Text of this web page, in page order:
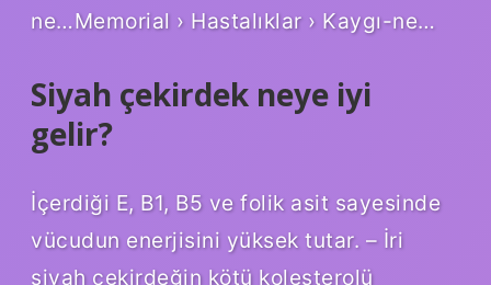
ne…Memorial › Hastalıklar › Kaygı-ne…
Siyah çekirdek neye iyi
gelir?
İçerdiği E, B1, B5 ve folik asit sayesinde
vücudun enerjisini yüksek tutar. – İri
siyah çekirdeğin kötü kolesterolü